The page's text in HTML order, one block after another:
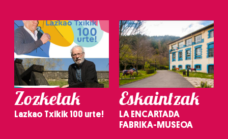
Zozketak
Lazkao Txikik 100 urte!
Eskaintzak
LA ENCARTADA
FABRIKA-MUSEOA